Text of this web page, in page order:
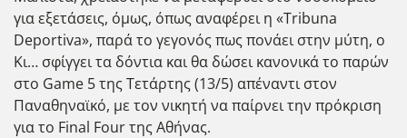
για εξετάσεις, όμως, όπως αναφέρει η «Tribuna
Deportiva», παρά το γεγονός πως πονάει στην μύτη, ο
Κι… σφίγγει τα δόντια και θα δώσει κανονικά το παρών
στο Game 5 της Τετάρτης (13/5) απέναντι στον
Παναθηναϊκό, με τον νικητή να παίρνει την πρόκριση
για το Final Four της Αθήνας.